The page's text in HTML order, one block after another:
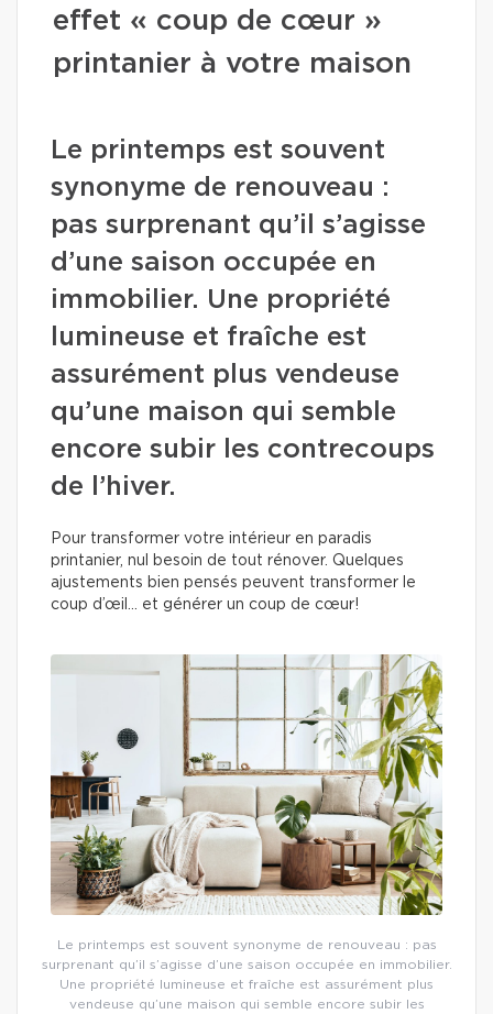
effet « coup de cœur »
printanier à votre maison
Le printemps est souvent
synonyme de renouveau :
pas surprenant qu’il s’agisse
d’une saison occupée en
immobilier. Une propriété
lumineuse et fraîche est
assurément plus vendeuse
qu’une maison qui semble
encore subir les contrecoups
de l’hiver.
Pour transformer votre intérieur en paradis
printanier, nul besoin de tout rénover. Quelques
ajustements bien pensés peuvent transformer le
coup d’œil… et générer un coup de cœur!
Le printemps est souvent synonyme de renouveau : pas
surprenant qu’il s’agisse d’une saison occupée en immobilier.
Une propriété lumineuse et fraîche est assurément plus
vendeuse qu’une maison qui semble encore subir les